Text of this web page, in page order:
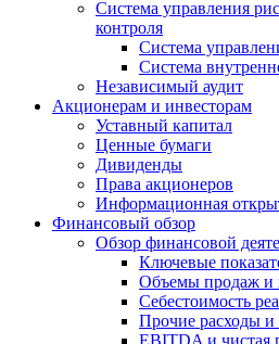
Система управления
контроля
Система
Система
Независимый аудит
Акционерам и инвесторам
Уставный капитал
Ценные бумаги
Дивиденды
Права акционеров
Информационная
Финансовый обзор
Обзор финансовой
Ключевые
Объемы продаж и
Себестоимость
Прочие расходы
EBITDA и чистая